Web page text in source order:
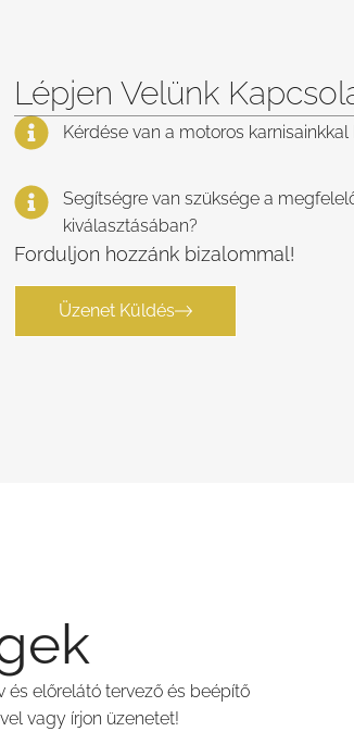
Lépjen Velünk
Kérdése van a motoros
Segítségre van szüksége a
kiválasztásában?
Forduljon hozzánk bizalommal!
Üzenet Küldés
és előrelátó tervező és beépítő
vagy írjon üzenetet!